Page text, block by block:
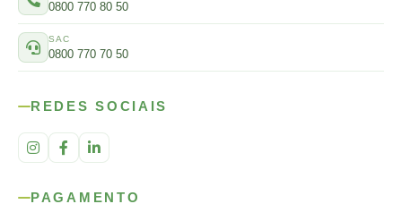
0800 770 80 50
SAC
0800 770 70 50
REDES SOCIAIS
PAGAMENTO